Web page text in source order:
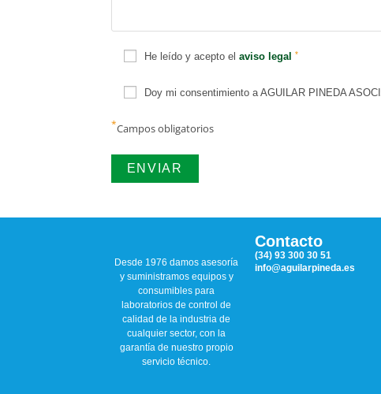
He leído y acepto el aviso legal *
Doy mi consentimiento a AGUILAR PINEDA
*Campos obligatorios
Desde 1976 damos asesoría
y suministramos equipos y
consumibles para
laboratorios de control de
calidad de la industria de
cualquier sector, con la
garantía de nuestro propio
servicio técnico.
Contacto
(34) 93 300 30 51
info@aguilarpineda.es